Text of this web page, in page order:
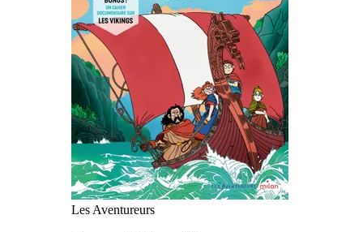
Les Aventureurs